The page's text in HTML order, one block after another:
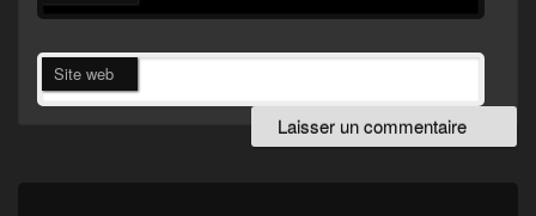
Site web